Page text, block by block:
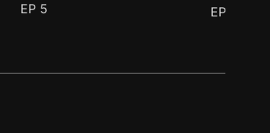
EP 5 EP